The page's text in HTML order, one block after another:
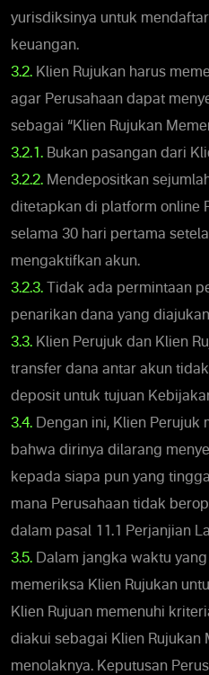
yurisdiksinya untuk
keuangan.
3.2. Klien Rujukan harus
agar Perusahaan dapat
sebagai “Klien Rujukan
3.2.1. Bukan pasangan dari
3.2.2. Mendepositkan
ditetapkan di platform online
selama 30 hari pertama
mengaktifkan akun.
3.2.3. Tidak ada permintaan
penarikan dana yang
3.3. Klien Perujuk dan Klien
transfer dana antar akun
deposit untuk tujuan
3.4. Dengan ini, Klien Perujuk
bahwa dirinya dilarang
kepada siapa pun yang
mana Perusahaan tidak
dalam pasal 11.1 Perjanjian
3.5. Dalam jangka waktu
memeriksa Klien Rujukan
Klien Rujuan memenuhi
diakui sebagai Klien Rujukan
menolaknya. Keputusan